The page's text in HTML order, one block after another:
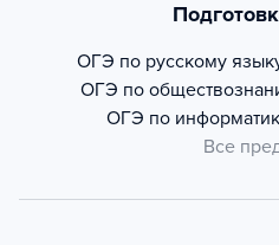
ОГЭ по русскому
ОГЭ по
ОГЭ по
Все